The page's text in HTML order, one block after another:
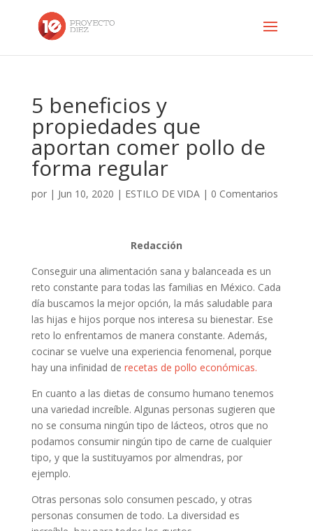
5 beneficios y
propiedades que
aportan comer pollo de
forma regular
por | Jun 10, 2020 | ESTILO DE VIDA| 0 Comentarios
Redacción
Conseguir una alimentación sana y balanceada es un
reto constante para todas las familias en México. Cada
día buscamos la mejor opción, la más saludable para
las hijas e hijos porque nos interesa su bienestar. Ese
reto lo enfrentamos de manera constante. Además,
cocinar se vuelve una experiencia fenomenal, porque
hay una infinidad de recetas de pollo económicas.
En cuanto a las dietas de consumo humano tenemos
una variedad increíble. Algunas personas sugieren que
no se consuma ningún tipo de lácteos, otros que no
podamos consumir ningún tipo de carne de cualquier
tipo, y que la sustituyamos por almendras, por
ejemplo.
Otras personas solo consumen pescado, y otras
personas consumen de todo. La diversidad es